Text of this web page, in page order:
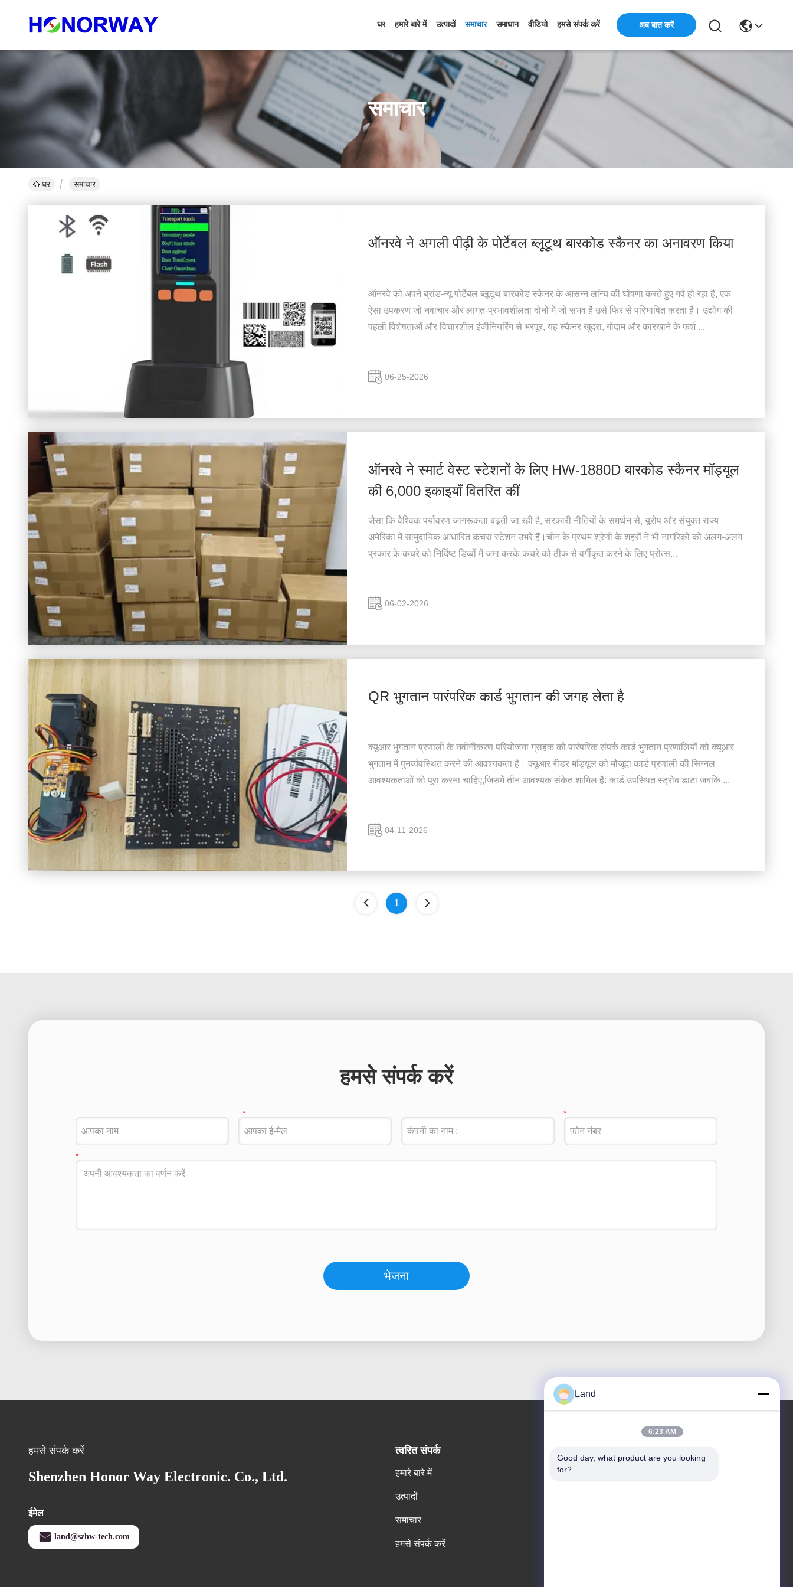
घर हमारे बारे में उत्पादों समाचार समाधान वीडियो हमसे संपर्क करें अब बात करें
समाचार
घर समाचार
ऑनरवे ने अगली पीढ़ी के पोर्टेबल ब्लूटूथ बारकोड स्कैनर का अनावरण किया
ऑनरवे को अपने ब्रांड-न्यू पोर्टेबल ब्लूटूथ बारकोड स्कैनर के आसन्न लॉन्च की घोषणा करते हुए गर्व हो रहा है, एक
ऐसा उपकरण जो नवाचार और लागत-प्रभावशीलता दोनों में जो संभव है उसे फिर से परिभाषित करता है। उद्योग की
पहली विशेषताओं और विचारशील इंजीनियरिंग से भरपूर, यह स्कैनर खुदरा, गोदाम और कारखाने के फर्श ...
06-25-2026
ऑनरवे ने स्मार्ट वेस्ट स्टेशनों के लिए HW-1880D बारकोड स्कैनर मॉड्यूल
की 6,000 इकाइयाँ वितरित कीं
जैसा कि वैश्विक पर्यावरण जागरूकता बढ़ती जा रही है, सरकारी नीतियों के समर्थन से, यूरोप और संयुक्त राज्य
अमेरिका में सामुदायिक आधारित कचरा स्टेशन उभरे हैं।चीन के प्रथम श्रेणी के शहरों ने भी नागरिकों को अलग-अलग
प्रकार के कचरे को निर्दिष्ट डिब्बों में जमा करके कचरे को ठीक से वर्गीकृत करने के लिए प्रोत्स...
06-02-2026
QR भुगतान पारंपरिक कार्ड भुगतान की जगह लेता है
क्यूआर भुगतान प्रणाली के नवीनीकरण परियोजना ग्राहक को पारंपरिक संपर्क कार्ड भुगतान प्रणालियों को क्यूआर
भुगतान में पुनर्व्यवस्थित करने की आवश्यकता है। क्यूआर रीडर मॉड्यूल को मौजूदा कार्ड प्रणाली की सिग्नल
आवश्यकताओं को पूरा करना चाहिए,जिसमें तीन आवश्यक संकेत शामिल हैं: कार्ड उपस्थित स्ट्रोब डाटा जबकि ...
04-11-2026
1
हमसे संपर्क करें
भेजना
हमसे संपर्क करें
Shenzhen Honor Way Electronic. Co., Ltd.
ईमेल
land@szhw-tech.com
त्वरित संपर्क
हमारे बारे में
उत्पादों
समाचार
हमसे संपर्क करें
पता
Land
6:23 AM
Good day, what product are you looking
for?